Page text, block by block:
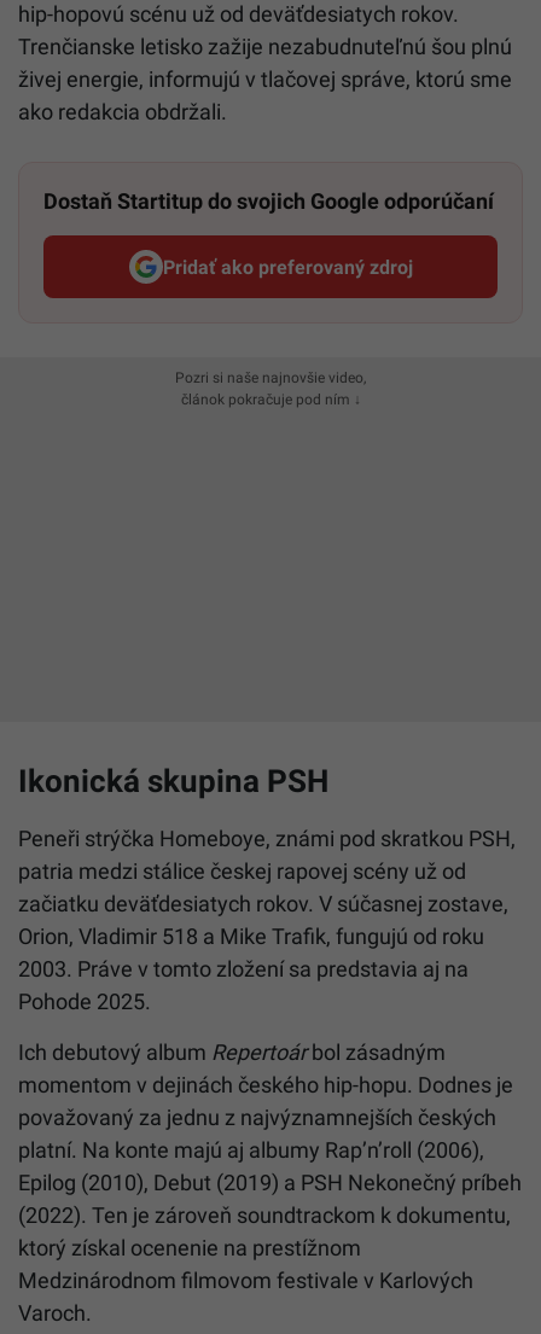
hip-hopovú scénu už od deväťdesiatych rokov.
Trenčianske letisko zažije nezabudnuteľnú šou plnú
živej energie, informujú v tlačovej správe, ktorú sme
ako redakcia obdržali.
Dostaň Startitup do svojich Google odporúčaní
Pridať ako preferovaný zdroj
Startitup, odkaz sa otvorí v
Pozri si naše najnovšie video,
článok pokračuje pod ním ↓
Ikonická skupina PSH
Peneři strýčka Homeboye, známi pod skratkou PSH,
patria medzi stálice českej rapovej scény už od
začiatku deväťdesiatych rokov. V súčasnej zostave,
Orion, Vladimir 518 a Mike Trafik, fungujú od roku
2003. Práve v tomto zložení sa predstavia aj na
Pohode 2025.
Ich debutový album Repertoárbol zásadným
momentom v dejinách českého hip-hopu. Dodnes je
považovaný za jednu z najvýznamnejších českých
platní. Na konte majú aj albumy Rap’n’roll (2006),
Epilog (2010), Debut (2019) a PSH Nekonečný príbeh
(2022). Ten je zároveň soundtrackom k dokumentu,
ktorý získal ocenenie na prestížnom
Medzinárodnom filmovom festivale v Karlových
Varoch.